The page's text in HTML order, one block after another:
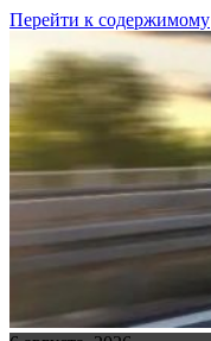
Перейти к содержимому